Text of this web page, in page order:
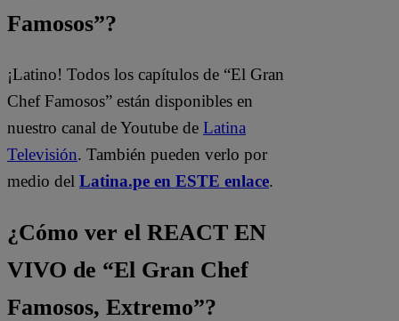
Famosos”?
¡Latino! Todos los capítulos de “El Gran
Chef Famosos” están disponibles en
nuestro canal de Youtube de Latina
Televisión. También pueden verlo por
medio del Latina.pe en ESTE enlace.
¿Cómo ver el REACT EN
VIVO de “El Gran Chef
Famosos, Extremo”?